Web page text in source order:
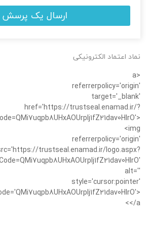
ارسال یک پرسش
نماد اعتماد الکترونیکی
<a
referrerpolicy='origin'
target='_blank'
href='https://trustseal.enamad.ir/?
<img
referrerpolicy='origin'
trustseal.enamad.ir/logo.aspx?
alt=''
style='cursor:pointer'
</a>